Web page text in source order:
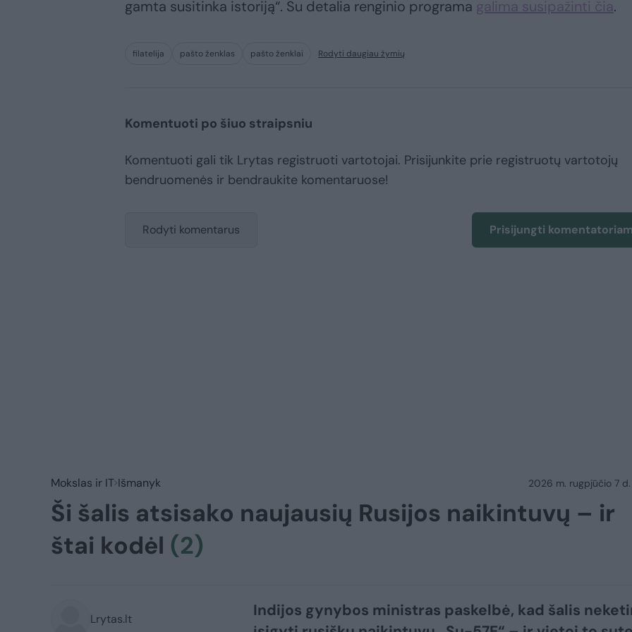
gamta susitinka istoriją“. Su detalia renginio programa galima susipažinti čia.
filatelija pašto ženklas pašto ženklai Rodyti daugiau žymių
Komentuoti po šiuo straipsniu
Komentuoti gali tik Lrytas registruoti vartotojai. Prisijunkite prie registruotų vartotojų
bendruomenės ir bendraukite komentaruose!
Rodyti komentarus Prisijungti
Mokslas ir IT Išmanyk 2026 m. rugpjūčio 7 d.
Ši šalis atsisako naujausių Rusijos naikintuvų – ir
štai kodėl (2)
Lrytas.lt
Indijos gynybos ministras paskelbė, kad šalis